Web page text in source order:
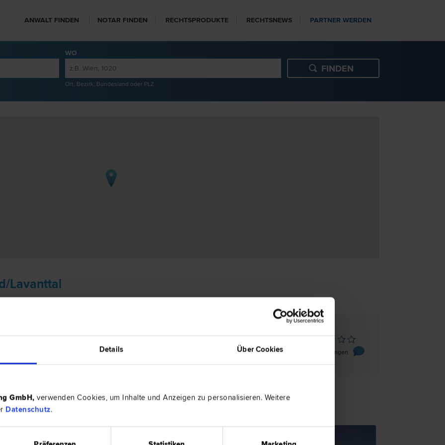
Details Über Cookies
GmbH, verwenden Cookies, um Inhalte und Anzeigen zu personalisieren. Weitere
Datenschutz.
ANWALT FINDEN NOTAR FINDEN RECHTSPRODUKTE RECHTSNEWS PARTNER WERDEN
WO
Ort, Bezirk, Bundesland oder PLZ
Lavanttal
0 Bewertungen